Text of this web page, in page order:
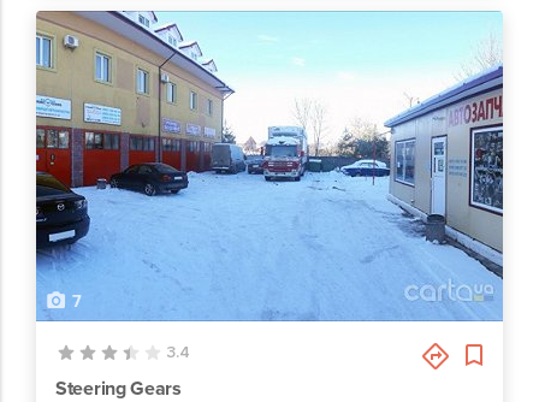
7
3.4
Steering Gears